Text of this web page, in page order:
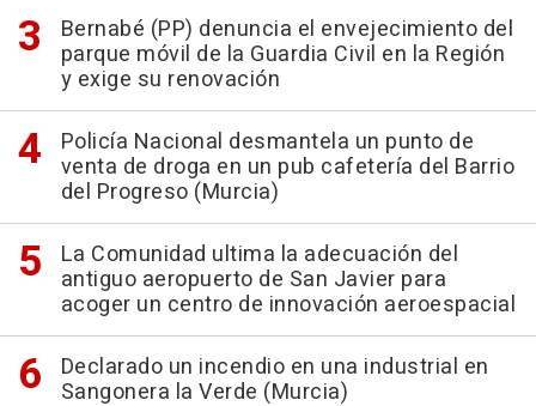
Bernabé (PP) denuncia el envejecimiento del
parque móvil de la Guardia Civil en la Región
y exige su renovación
Policía Nacional desmantela un punto de
venta de droga en un pub cafetería del Barrio
del Progreso (Murcia)
La Comunidad ultima la adecuación del
antiguo aeropuerto de San Javier para
acoger un centro de innovación aeroespacial
Declarado un incendio en una industrial en
Sangonera la Verde (Murcia)